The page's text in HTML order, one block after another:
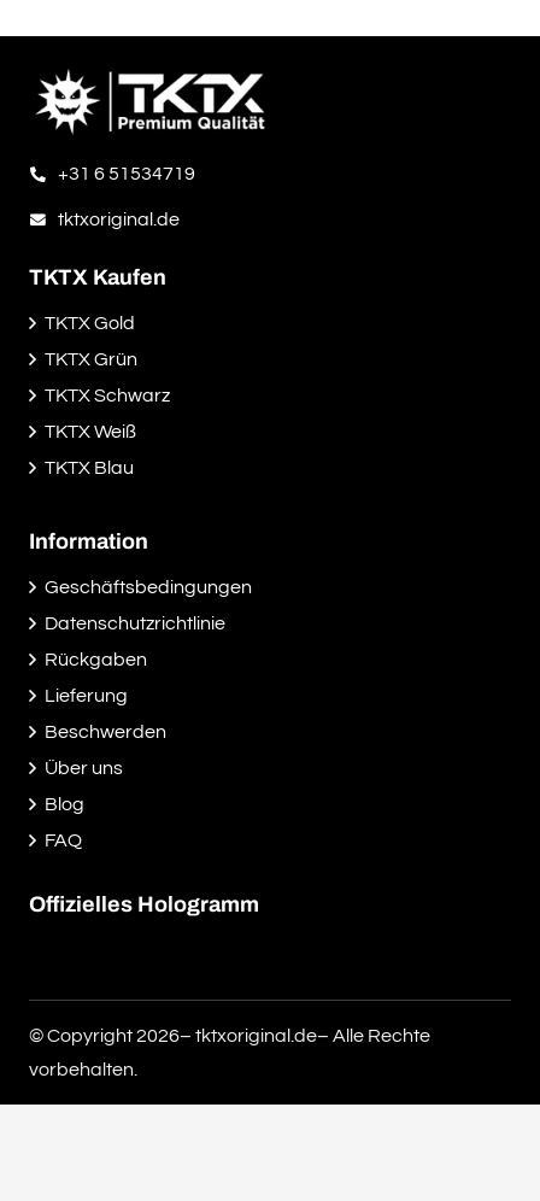
+31 6 51534719
tktxoriginal.de
TKTX Kaufen
TKTX Gold
TKTX Grün
TKTX Schwarz
TKTX Weiß
TKTX Blau
Information
Geschäftsbedingungen
Datenschutzrichtlinie
Rückgaben
Lieferung
Beschwerden
Über uns
Blog
FAQ
Offizielles Hologramm
© Copyright 2026– tktxoriginal.de– Alle Rechte
vorbehalten.